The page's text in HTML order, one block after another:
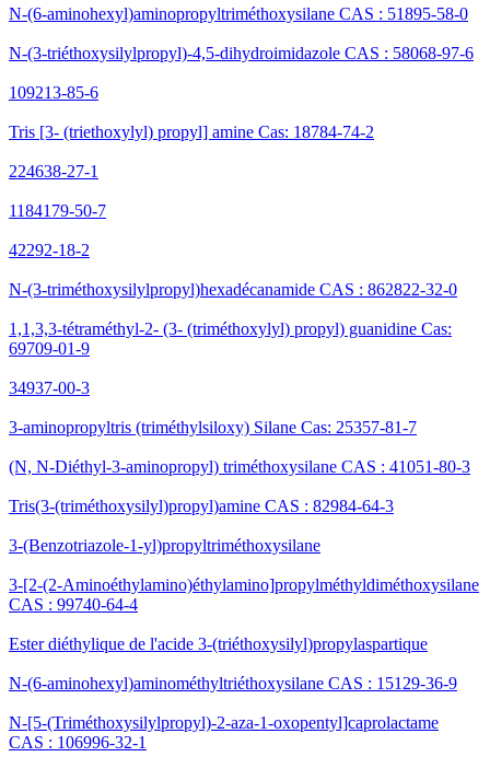
N-(6-aminohexyl)aminopropyltriméthoxysilane CAS : 51895-58-0
N-(3-triéthoxysilylpropyl)-4,5-dihydroimidazole CAS : 58068-97-6
109213-85-6
Tris [3- (triethoxylyl) propyl] amine Cas: 18784-74-2
224638-27-1
1184179-50-7
42292-18-2
N-(3-triméthoxysilylpropyl)hexadécanamide CAS : 862822-32-0
1,1,3,3-tétraméthyl-2- (3- (triméthoxylyl) propyl) guanidine Cas:
69709-01-9
34937-00-3
3-aminopropyltris (triméthylsiloxy) Silane Cas: 25357-81-7
(N, N-Diéthyl-3-aminopropyl) triméthoxysilane CAS : 41051-80-3
Tris(3-(triméthoxysilyl)propyl)amine CAS : 82984-64-3
3-(Benzotriazole-1-yl)propyltriméthoxysilane
3-[2-(2-Aminoéthylamino)éthylamino]propylméthyldiméthoxysilane
CAS : 99740-64-4
Ester diéthylique de l'acide 3-(triéthoxysilyl)propylaspartique
N-(6-aminohexyl)aminométhyltriéthoxysilane CAS : 15129-36-9
N-[5-(Triméthoxysilylpropyl)-2-aza-1-oxopentyl]caprolactame
CAS : 106996-32-1